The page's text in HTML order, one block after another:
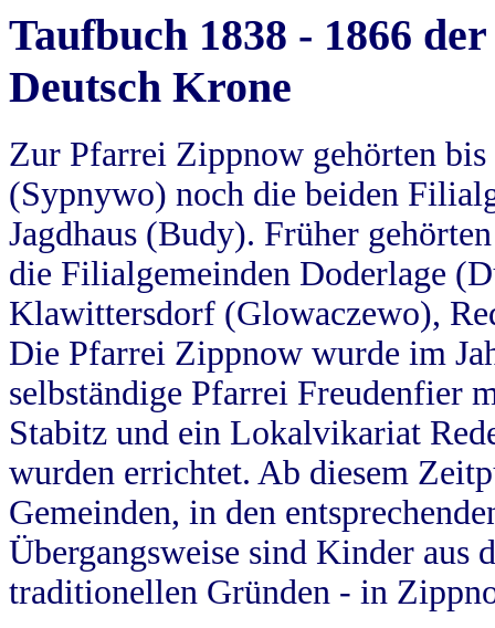
Taufbuch 1838 - 1866
Deutsch Krone
Zur Pfarrei Zippnow gehörten
(Sypnywo) noch die beiden
Jagdhaus (Budy). Früher
die Filialgemeinden Doderlage
Klawittersdorf (Glowaczewo),
Die Pfarrei Zippnow wurde im
selbständige Pfarrei Freudenfier
Stabitz und ein Lokalvikariat
wurden errichtet. Ab diesem
Gemeinden, in den
Übergangsweise sind Kinder aus
traditionellen Gründen - in